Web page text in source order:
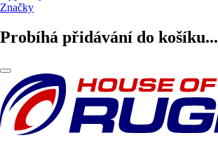
Značky
Probíhá přidávání do košíku...